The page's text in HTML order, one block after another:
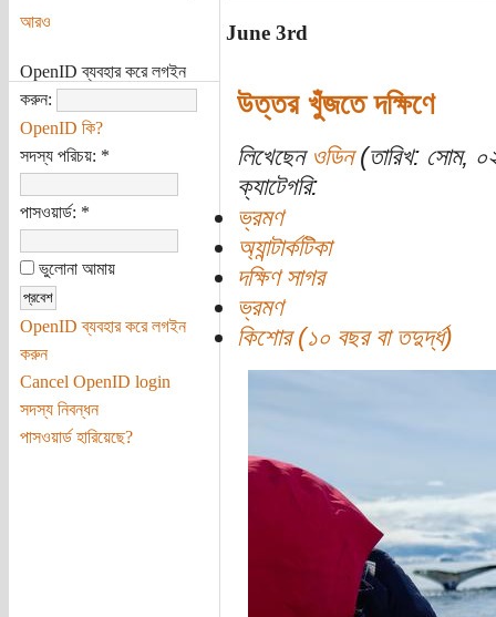
আরও
OpenID ব্যবহার করে লগইন
করুন:
OpenID কি?
সদস্য পরিচয়: *
পাসওয়ার্ড: *
ভুলোনা আমায়
OpenID ব্যবহার করে লগইন
করুন
Cancel OpenID login
সদস্য নিবন্ধন
পাসওয়ার্ড হারিয়েছে?
June 3rd
উত্তর খুঁজতে দক্ষিণে
লিখেছেন ওডিন(তারিখ: সোম,
ক্যাটেগরি:
ভ্রমণ
অ্যান্টার্কটিকা
দক্ষিণ সাগর
ভ্রমণ
কিশোর (১০ বছর বা তদুর্দ্ধ)